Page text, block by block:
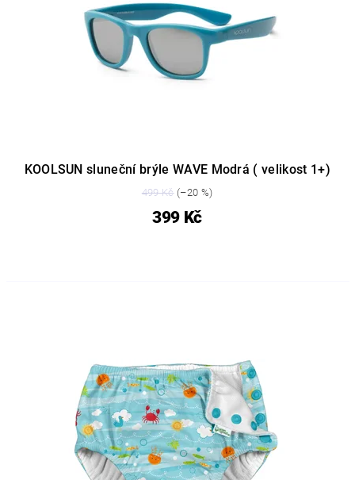
KOOLSUN sluneční brýle WAVE Modrá ( velikost 1+)
499 Kč(–20 %)
399 Kč